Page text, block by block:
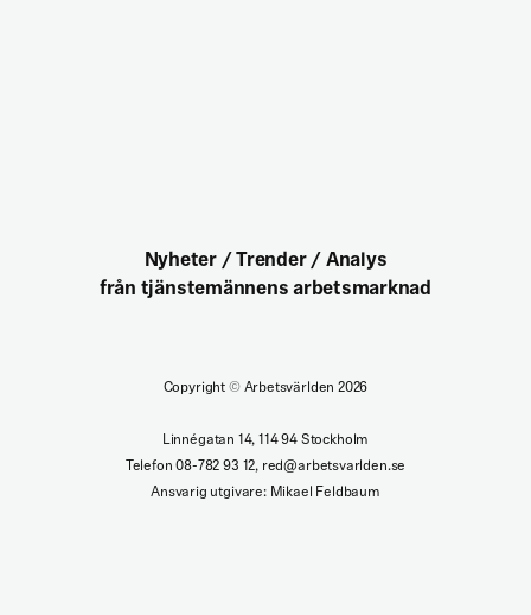
Nyheter / Trender / Analys
från tjänstemännens arbetsmarknad
Copyright ©Arbetsvärlden 2026
Linnégatan 14, 114 94 Stockholm
Telefon 08-782 93 12, red@arbetsvarlden.se
Ansvarig utgivare: Mikael Feldbaum